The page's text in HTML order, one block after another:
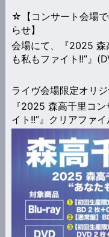
☆【コンサート会場
らせ】
会場にて、『2025 森
も私もファイト!!”』
ライヴ会場限定オリジ
『2025 森高千里コ
イト!!”』クリアファ